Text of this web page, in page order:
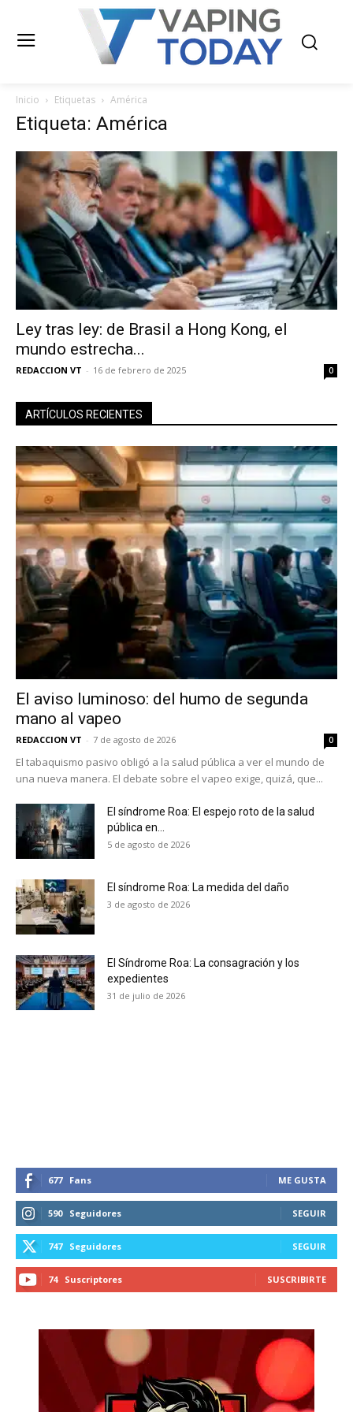
No te pierdas de las
Inicio Etiquetas América
Etiqueta: América
Ley tras ley: de Brasil a Hong Kong, el
mundo estrecha...
REDACCION VT - 16 de febrero de 2025 0
ARTÍCULOS RECIENTES
El aviso luminoso: del humo de segunda
mano al vapeo
REDACCION VT - 7 de agosto de 2026 0
El tabaquismo pasivo obligó a la salud pública a ver el mundo de
una nueva manera. El debate sobre el vapeo exige, quizá, que...
El síndrome Roa: El espejo roto de la salud
pública en...
5 de agosto de 2026
El síndrome Roa: La medida del daño
3 de agosto de 2026
El Síndrome Roa: La consagración y los
expedientes
31 de julio de 2026
677 Fans ME GUSTA
590 Seguidores SEGUIR
747 Seguidores SEGUIR
74 Suscriptores SUSCRIBIRTE